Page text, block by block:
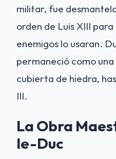
militar, fue
orden de Luis XIII
enemigos lo usaran.
permaneció como
cubierta de hiedra,
III.
La Obra
le-Duc